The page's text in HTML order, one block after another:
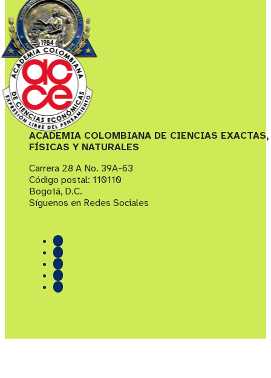
ACADEMIA COLOMBIANA DE CIENCIAS EXACTAS,
FÍSICAS Y NATURALES
Carrera 28 A No. 39A-63
Código postal: 110110
Bogotá, D.C.
Síguenos en Redes Sociales